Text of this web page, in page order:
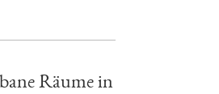
Räume in